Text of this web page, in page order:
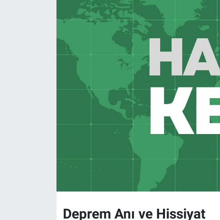
Deprem Anı ve Hissiyat